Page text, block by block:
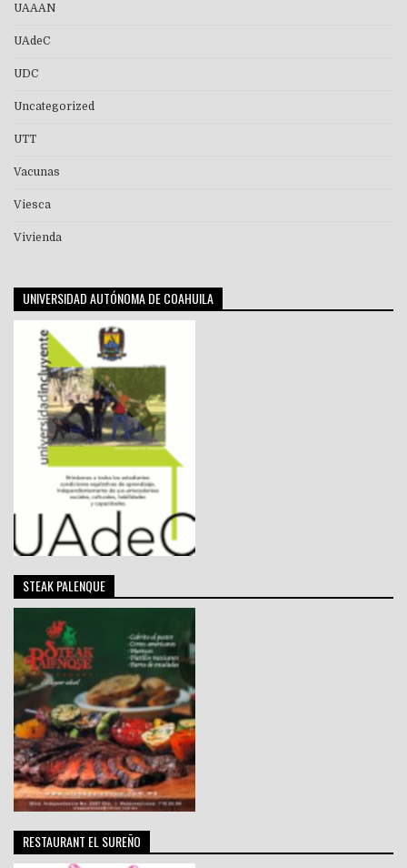
UAAAN
UAdeC
UDC
Uncategorized
UTT
Vacunas
Viesca
Vivienda
UNIVERSIDAD AUTÓNOMA DE COAHUILA
STEAK PALENQUE
RESTAURANT EL SUREÑO